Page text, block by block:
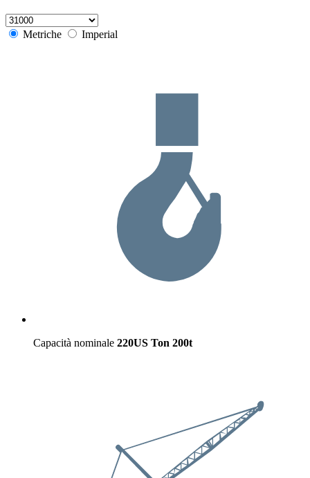
Metriche Imperial
Capacità nominale 220US Ton 200t